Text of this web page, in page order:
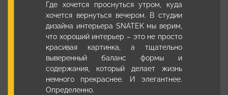
Где хочется проснуться утром, куда
хочется вернуться вечером. В студии
дизайна интерьера SNATEKмы верим,
что хороший интерьер – это не просто
красивая картинка, а тщательно
выверенный баланс формы и
содержания, который делает жизнь
немного прекраснее. И элегантнее.
Определенно.